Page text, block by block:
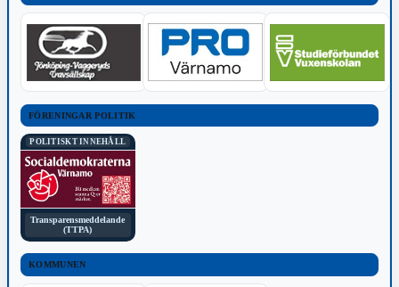
FÖRENINGAR POLITIK
POLITISKT INNEHÅLL
Transparensmeddelande
(TTPA)
KOMMUNEN